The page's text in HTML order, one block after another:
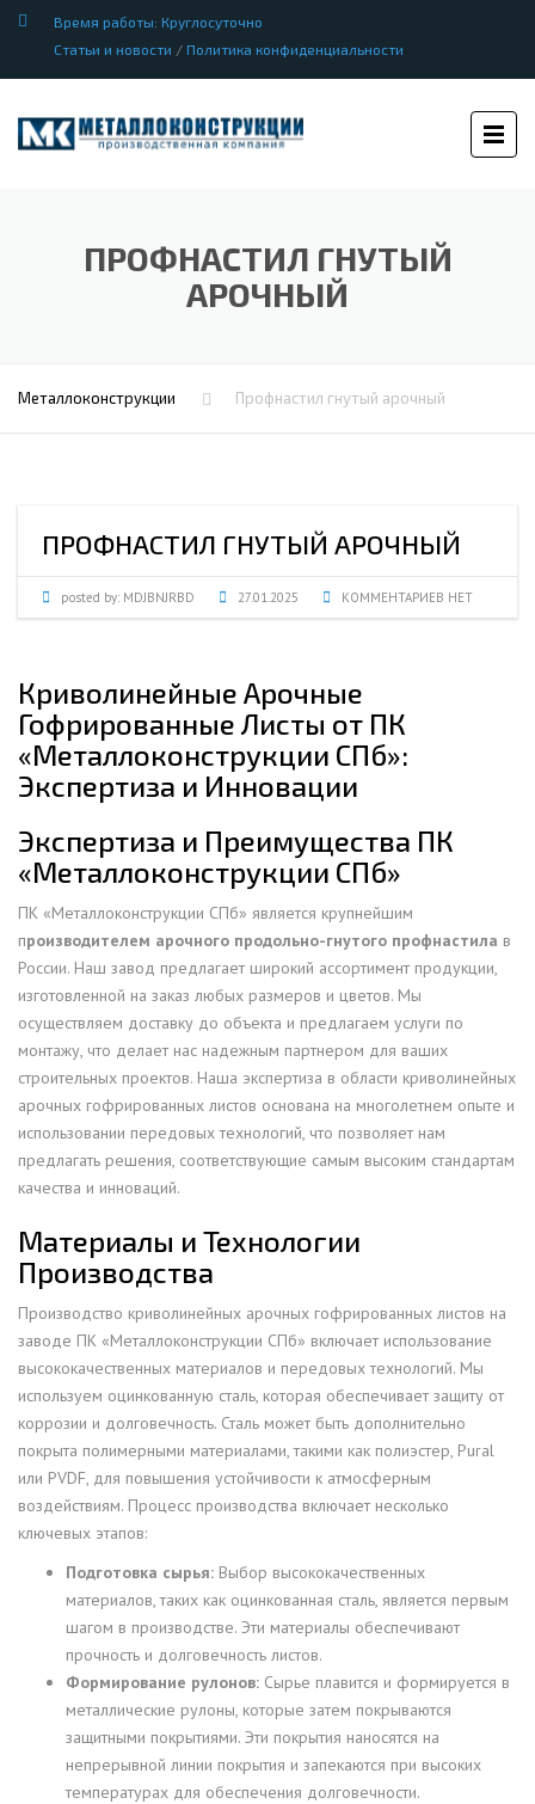
Время работы: Круглосуточно
Статьи и новости / Политика конфиденциальности
ПРОФНАСТИЛ ГНУТЫЙ
АРОЧНЫЙ
Металлоконструкции Профнастил гнутый арочный
ПРОФНАСТИЛ ГНУТЫЙ АРОЧНЫЙ
posted by: MDJBNJRBD 27.01.2025 КОММЕНТАРИЕВ НЕТ
Криволинейные Арочные
Гофрированные Листы от ПК
«Металлоконструкции СПб»:
Экспертиза и Инновации
Экспертиза и Преимущества ПК
«Металлоконструкции СПб»
ПК «Металлоконструкции СПб» является крупнейшим
производителем арочного продольно-гнутого профнастила в
России. Наш завод предлагает широкий ассортимент продукции,
изготовленной на заказ любых размеров и цветов. Мы
осуществляем доставку до объекта и предлагаем услуги по
монтажу, что делает нас надежным партнером для ваших
строительных проектов. Наша экспертиза в области криволинейных
арочных гофрированных листов основана на многолетнем опыте и
использовании передовых технологий, что позволяет нам
предлагать решения, соответствующие самым высоким стандартам
качества и инноваций.
Материалы и Технологии
Производства
Производство криволинейных арочных гофрированных листов на
заводе ПК «Металлоконструкции СПб» включает использование
высококачественных материалов и передовых технологий. Мы
используем оцинкованную сталь, которая обеспечивает защиту от
коррозии и долговечность. Сталь может быть дополнительно
покрыта полимерными материалами, такими как полиэстер, Pural
или PVDF, для повышения устойчивости к атмосферным
воздействиям. Процесс производства включает несколько
ключевых этапов:
Подготовка сырья: Выбор высококачественных
материалов, таких как оцинкованная сталь, является первым
шагом в производстве. Эти материалы обеспечивают
прочность и долговечность листов.
Формирование рулонов: Сырье плавится и формируется в
металлические рулоны, которые затем покрываются
защитными покрытиями. Эти покрытия наносятся на
непрерывной линии покрытия и запекаются при высоких
температурах для обеспечения долговечности.